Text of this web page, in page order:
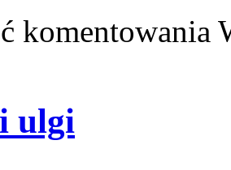
komentowania
ulgi